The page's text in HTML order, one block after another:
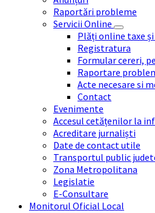
Raportări probleme
Servicii Online
Plăți online taxe
Registratura
Formular cereri,
Raportare
Acte necesare si
Contact
Evenimente
Accesul cetățenilor la
Acreditare jurnaliști
Date de contact utile
Transportul public
Zona Metropolitana
Legislatie
E-Consultare
Monitorul Oficial Local